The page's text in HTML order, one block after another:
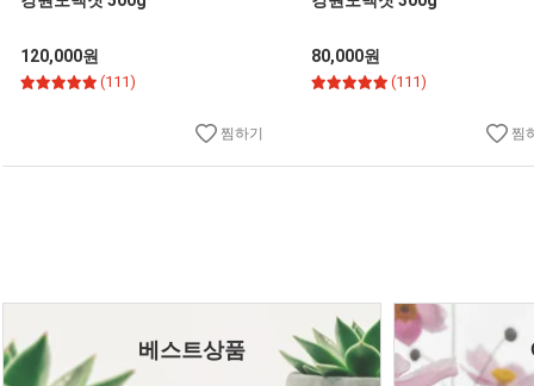
120,000원
(111)
찜하기
80,000원
(111)
찜
베스트상품